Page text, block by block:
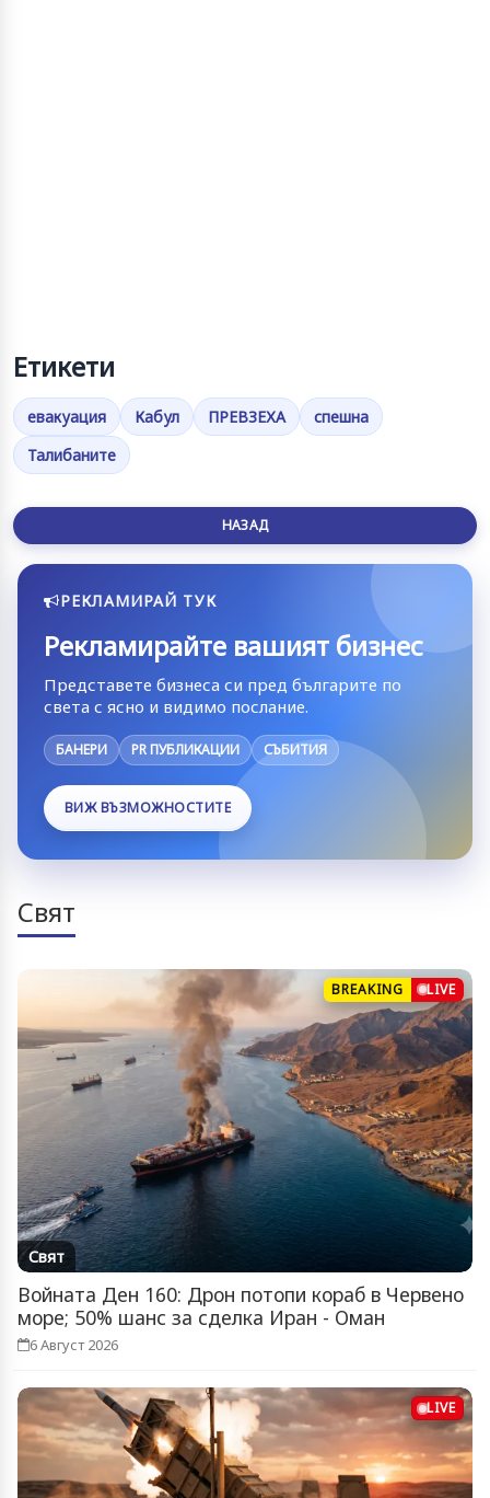
Етикети
евакуация Кабул ПРЕВЗЕХА
спешна
Талибаните
НАЗАД
РЕКЛАМИРАЙ ТУК
Рекламирайте вашият бизнес
Представете бизнеса си пред българите по
света с ясно и видимо послание.
БАНЕРИ PR ПУБЛИКАЦИИ СЪБИТИЯ
ВИЖ ВЪЗМОЖНОСТИТЕ
Свят
BREAKING LIVE
Свят
Войната Ден 160: Дрон потопи кораб в Червено
море; 50% шанс за сделка Иран - Оман
6 Август 2026
LIVE